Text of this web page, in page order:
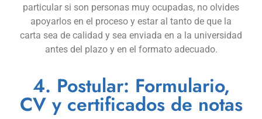
particular si son personas muy ocupadas, no olvides
apoyarlos en el proceso y estar al tanto de que la
carta sea de calidad y sea enviada en a la universidad
antes del plazo y en el formato adecuado.
4. Postular: Formulario,
CV y certificados de notas